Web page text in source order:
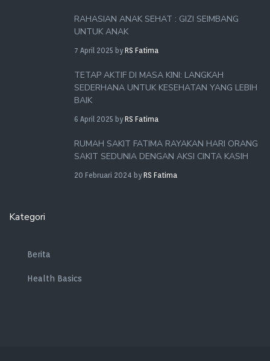
RAHASIAN ANAK SEHAT : GIZI SEIMBANG
UNTUK ANAK
7 April 2025 by RS Fatima
TETAP AKTIF DI MASA KINI: LANGKAH
SEDERHANA UNTUK KESEHATAN YANG LEBIH
BAIK
6 April 2025 by RS Fatima
RUMAH SAKIT FATIMA RAYAKAN HARI ORANG
SAKIT SEDUNIA DENGAN AKSI CINTA KASIH
20 Februari 2024 by RS Fatima
Kategori
Berita
Health Basics